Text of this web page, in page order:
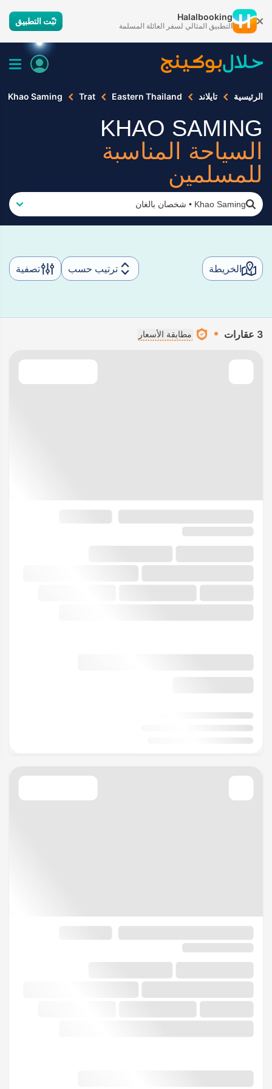
Halalbooking
التطبيق المثالي لسفر العائلة المسلمة ثبّت التطبيق
الرئيسية تايلاند Eastern Thailand
Trat
Khao Saming
KHAO SAMING
السياحة المناسبة
للمسلمين
Khao Saming
• شخصان بالغان
الخريطة ترتيب حسب تصفية
3 عقارات مطابقة الأسعار